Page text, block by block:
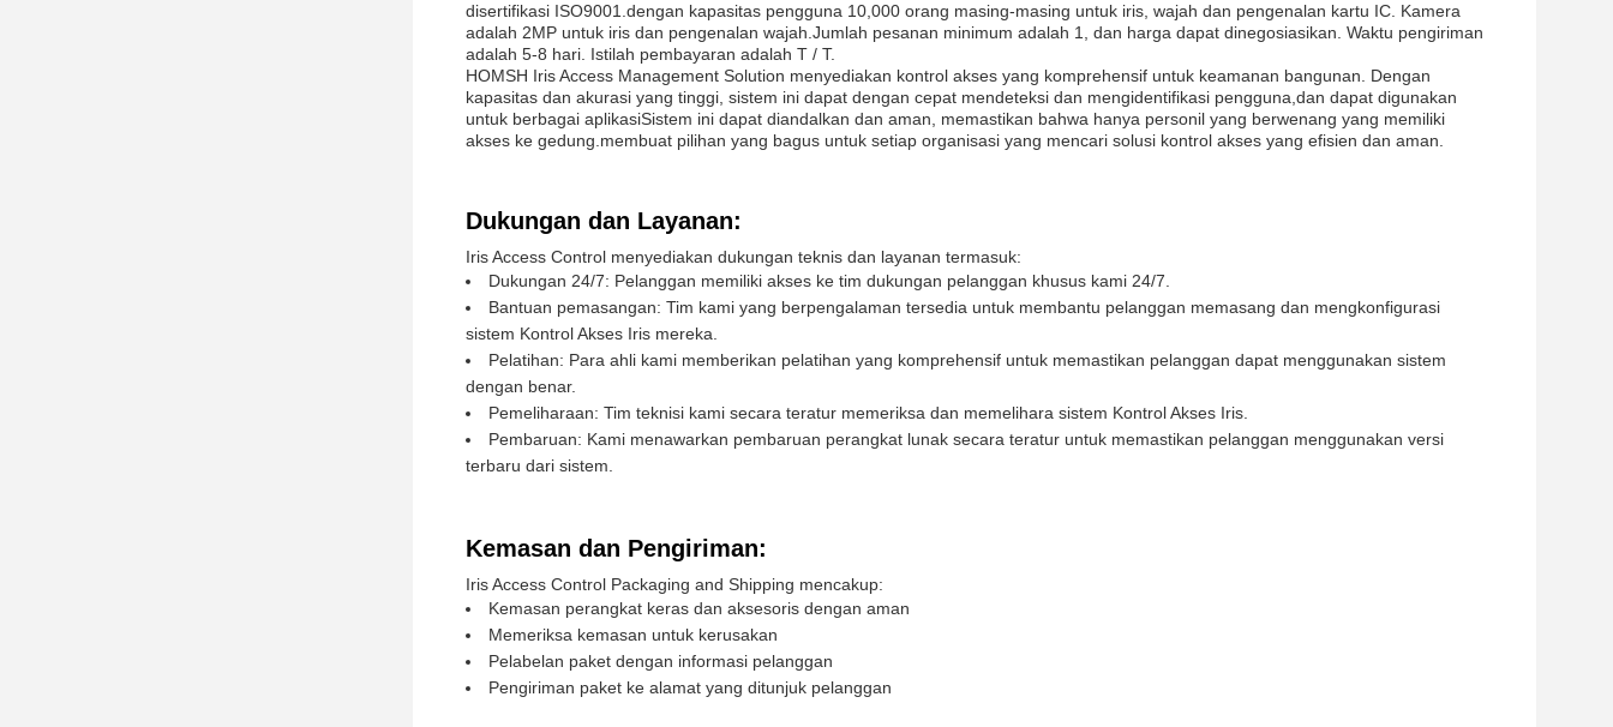
disertifikasi ISO9001.dengan kapasitas pengguna 10,000 orang masing-masing untuk iris, wajah dan pengenalan kartu IC. Kamera
adalah 2MP untuk iris dan pengenalan wajah.Jumlah pesanan minimum adalah 1, dan harga dapat dinegosiasikan. Waktu pengiriman
adalah 5-8 hari. Istilah pembayaran adalah T / T.
HOMSH Iris Access Management Solution menyediakan kontrol akses yang komprehensif untuk keamanan bangunan. Dengan
kapasitas dan akurasi yang tinggi, sistem ini dapat dengan cepat mendeteksi dan mengidentifikasi pengguna,dan dapat digunakan
untuk berbagai aplikasiSistem ini dapat diandalkan dan aman, memastikan bahwa hanya personil yang berwenang yang memiliki
akses ke gedung.membuat pilihan yang bagus untuk setiap organisasi yang mencari solusi kontrol akses yang efisien dan aman.
Dukungan dan Layanan:
Iris Access Control menyediakan dukungan teknis dan layanan termasuk:
Dukungan 24/7: Pelanggan memiliki akses ke tim dukungan pelanggan khusus kami 24/7.
Bantuan pemasangan: Tim kami yang berpengalaman tersedia untuk membantu pelanggan memasang dan mengkonfigurasi
sistem Kontrol Akses Iris mereka.
Pelatihan: Para ahli kami memberikan pelatihan yang komprehensif untuk memastikan pelanggan dapat menggunakan sistem
dengan benar.
Pemeliharaan: Tim teknisi kami secara teratur memeriksa dan memelihara sistem Kontrol Akses Iris.
Pembaruan: Kami menawarkan pembaruan perangkat lunak secara teratur untuk memastikan pelanggan menggunakan versi
terbaru dari sistem.
Kemasan dan Pengiriman:
Iris Access Control Packaging and Shipping mencakup:
Kemasan perangkat keras dan aksesoris dengan aman
Memeriksa kemasan untuk kerusakan
Pelabelan paket dengan informasi pelanggan
Pengiriman paket ke alamat yang ditunjuk pelanggan